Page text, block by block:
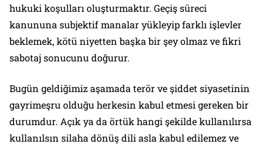
hukuki koşulları oluşturmaktır. Geçiş süreci
kanununa subjektif manalar yükleyip farklı işlevler
beklemek, kötü niyetten başka bir şey olmaz ve fikri
sabotaj sonucunu doğurur.
Bugün geldiğimiz aşamada terör ve şiddet siyasetinin
gayrimeşru olduğu herkesin kabul etmesi gereken bir
durumdur. Açık ya da örtük hangi şekilde kullanılırsa
kullanılsın silaha dönüş dili asla kabul edilemez ve